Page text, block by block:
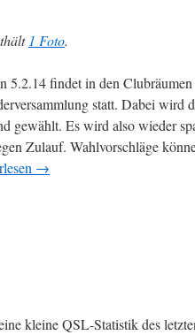
1 Foto.
5.2.14 findet in den
statt. Dabei wird
gewählt. Es wird also wieder
Zulauf. Wahlvorschläge
→
kleine QSL-Statistik des